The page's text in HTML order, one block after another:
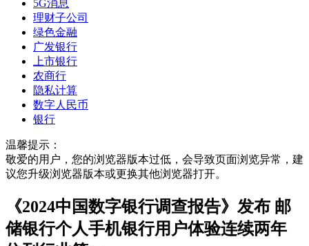
5G消息
理财子公司
绿色金融
广发银行
上市银行
农商行
隐私计算
数字人民币
银行
温馨提示：
敬爱的用户，您的浏览器版本过低，会导致页面浏览异常，建
议您升级浏览器版本或更换其他浏览器打开。
《2024中国数字银行调查报告》发布 邮
储银行个人手机银行用户体验连续两年